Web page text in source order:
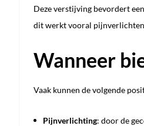
Deze verstijving bevordert
dit werkt vooral
Wanneer
Vaak kunnen de volgende
Pijnverlichting: door de